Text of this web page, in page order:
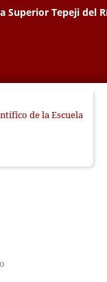
Superior Tepeji del
de la Escuela